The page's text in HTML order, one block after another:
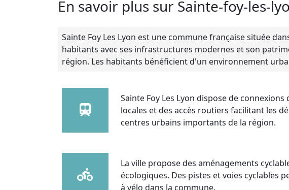
En savoir plus sur Sainte-foy-les-
Sainte Foy Les Lyon est une commune française située
habitants avec ses infrastructures modernes et son
région. Les habitants bénéficient d'un environnement
Sainte Foy Les Lyon dispose de
locales et des accès routiers facilitant les
centres urbains importants de la région.
La ville propose des aménagements
écologiques. Des pistes et voies cyclables
à vélo dans la commune.